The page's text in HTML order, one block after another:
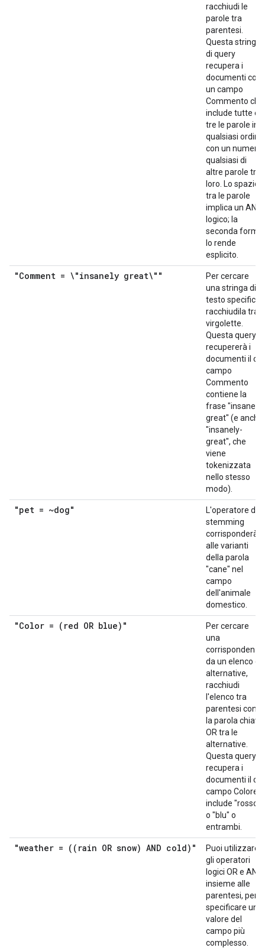
racchiudi le
parole tra
parentesi.
Questa stringa
di query
recupera i
documenti con
un campo
Commento che
include tutte e
tre le parole in
qualsiasi ordine
con un numero
qualsiasi di
altre parole tra
loro. Lo spazio
tra le parole
implica un AND
logico; la
seconda forma
lo rende
esplicito.
"Comment = \"insanely great\""
Per cercare
una stringa di
testo specifica,
racchiudila tra
virgolette.
Questa query
recupererà i
documenti il cui
campo
Commento
contiene la
frase "insanely
great" (e anche
"insanely-
great", che
viene
tokenizzata
nello stesso
modo).
"pet = ~dog"
L'operatore di
stemming
corrisponderà
alle varianti
della parola
"cane" nel
campo
dell'animale
domestico.
"Color = (red OR blue)"
Per cercare
una
corrispondenza
da un elenco di
alternative,
racchiudi
l'elenco tra
parentesi con
la parola chiave
OR tra le
alternative.
Questa query
recupera i
documenti il cui
campo Colore
include "rosso"
o "blu" o
entrambi.
"weather = ((rain OR snow) AND cold)"
Puoi utilizzare
gli operatori
logici OR e AND,
insieme alle
parentesi, per
specificare un
valore del
campo più
complesso.